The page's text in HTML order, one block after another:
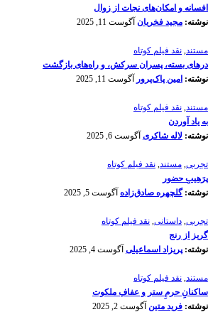
افسانه‌ و امکان‌های نجات از زوال
نوشته: مجید فخریان آگوست 11, 2025
مستند, نقد فیلم کوتاه
درهای بسته، پسران سرکش، و راه‌های بازگشت
نوشته: امین پاک‌پرور آگوست 11, 2025
مستند, نقد فیلم کوتاه
به یاد آوردن
نوشته: لاله شاکری آگوست 6, 2025
تجربی, مستند, نقد فیلم کوتاه
پرَهیب‌ِ حضور
نوشته:گلچهره صادق‌زاده آگوست 5, 2025
تجربی, داستانی, نقد فیلم کوتاه
گریز از رنج
نوشته:پریزاد اسماعیلی آگوست 4, 2025
مستند, نقد فیلم کوتاه
ساکنانِ حرمِ ستر و عفافِ ملکوت
نوشته: فرید متین آگوست 2, 2025